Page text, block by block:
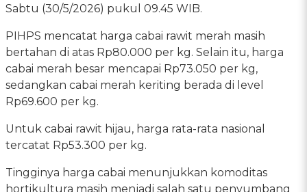
Sabtu (30/5/2026) pukul 09.45 WIB.
PIHPS mencatat harga cabai rawit merah masih
bertahan di atas Rp80.000 per kg. Selain itu, harga
cabai merah besar mencapai Rp73.050 per kg,
sedangkan cabai merah keriting berada di level
Rp69.600 per kg.
Untuk cabai rawit hijau, harga rata-rata nasional
tercatat Rp53.300 per kg.
Tingginya harga cabai menunjukkan komoditas
hortikultura masih menjadi salah satu penyumbang